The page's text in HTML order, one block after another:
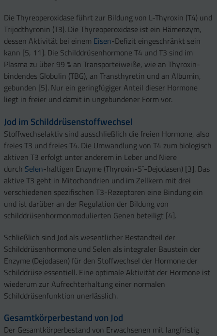
Die Thyreoperoxidase führt zur Bildung von L-Thyroxin (T4) und
Trijodthyronin (T3). Die Thyreoperoxidase ist ein Hämenzym,
dessen Aktivität bei einem Eisen-Defizit eingeschränkt sein
kann [5, 11]. Die Schilddrüsenhormone T4 und T3 sind im
Plasma zu über 99 % an Transporteiweiße, wie an Thyroxin-
bindendes Globulin (TBG), an Transthyretin und an Albumin,
gebunden [5]. Nur ein geringfügiger Anteil dieser Hormone
liegt in freier und damit in ungebundener Form vor.
Jod im Schilddrüsenstoffwechsel
Stoffwechselaktiv sind ausschließlich die freien Hormone, also
freies T3 und freies T4. Die Umwandlung von T4 zum biologisch
aktiven T3 erfolgt unter anderem in Leber und Niere
durch Selen-haltigen Enzyme (Thyroxin-5´-Dejodasen) [3]. Das
aktive T3 geht in Mitochondrien und im Zellkern mit drei
verschiedenen spezifischen T3-Rezeptoren eine Bindung ein
und ist darüber an der Regulation der Bildung von
schilddrüsenhormonmodulierten Genen beteiligt [4].
Schließlich sind Jod als wesentlicher Bestandteil der
Schilddrüsenhormone und Selen als integraler Baustein der
Enzyme (Dejodasen) für den Stoffwechsel der Hormone der
Schilddrüse essentiell. Eine optimale Aktivität der Hormone ist
wiederum zur Aufrechterhaltung einer normalen
Schilddrüsenfunktion unerlässlich.
Gesamtkörperbestand von Jod
Der Gesamtkörperbestand von Erwachsenen mit langfristig